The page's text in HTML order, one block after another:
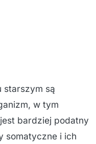
starszym są
w tym
bardziej podatny
somatyczne i ich